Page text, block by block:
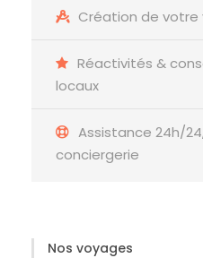
Création de votre
Réactivités &
locaux
Assistance 24h/
conciergerie
Nos voyages